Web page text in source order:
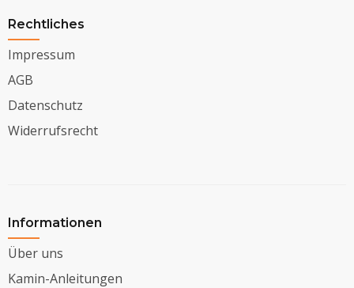
Rechtliches
Impressum
AGB
Datenschutz
Widerrufsrecht
Informationen
Über uns
Kamin-Anleitungen